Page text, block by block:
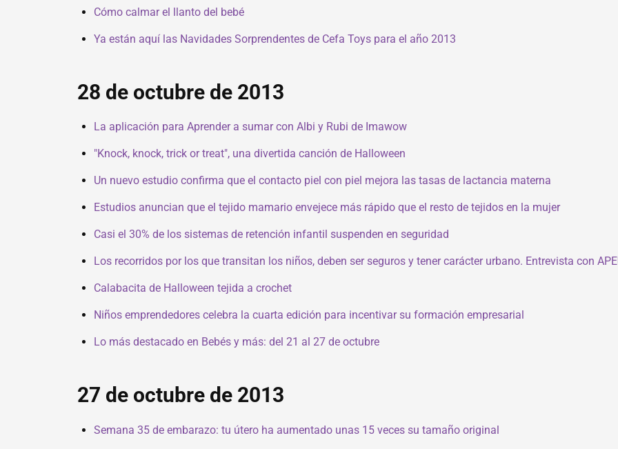
Cómo calmar el llanto del bebé
Ya están aquí las Navidades Sorprendentes de Cefa Toys para el año 2013
28 de octubre de 2013
La aplicación para Aprender a sumar con Albi y Rubi de Imawow
"Knock, knock, trick or treat", una divertida canción de Halloween
Un nuevo estudio confirma que el contacto piel con piel mejora las tasas de lactancia materna
Estudios anuncian que el tejido mamario envejece más rápido que el resto de tejidos en la mujer
Casi el 30% de los sistemas de retención infantil suspenden en seguridad
Los recorridos por los que transitan los niños, deben ser seguros y tener carácter urbano. Entrevista con
Calabacita de Halloween tejida a crochet
Niños emprendedores celebra la cuarta edición para incentivar su formación empresarial
Lo más destacado en Bebés y más: del 21 al 27 de octubre
27 de octubre de 2013
Semana 35 de embarazo: tu útero ha aumentado unas 15 veces su tamaño original